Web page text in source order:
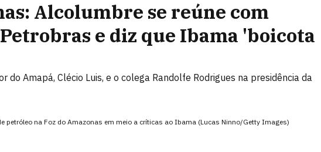
Alcolumbre se reúne com
e diz que Ibama 'boicota
do Amapá, Clécio Luis, e o colega Randolfe Rodrigues na presidência da
petróleo na Foz do Amazonas em meio a críticas ao Ibama (Lucas Ninno/Getty Images)